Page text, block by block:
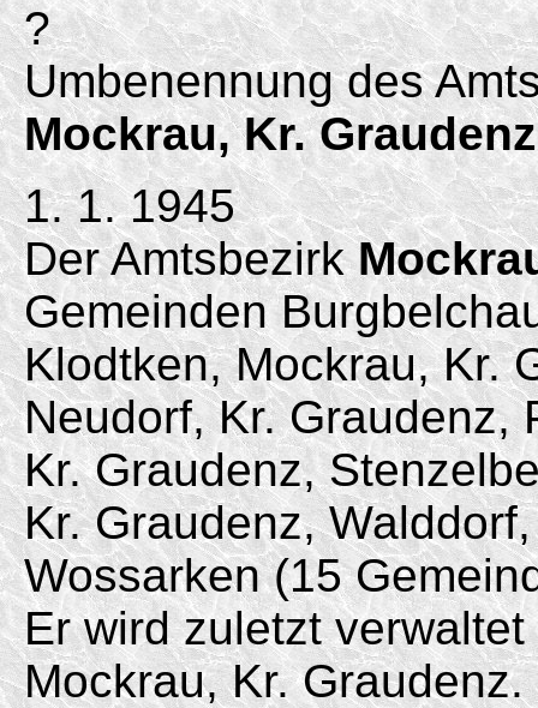
?
Umbenennung des
Mockrau, Kr. Graudenz
1. 1. 1945
Der Amtsbezirk
Gemeinden
Klodtken, Mockrau, Kr.
Neudorf, Kr. Graudenz,
Kr. Graudenz,
Kr. Graudenz,
Wossarken (15
Er wird zuletzt
Mockrau, Kr. Graudenz.